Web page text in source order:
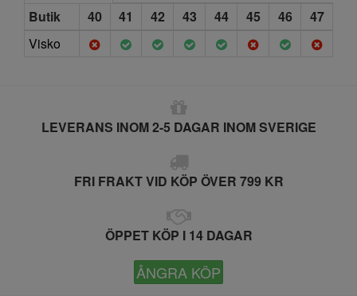
Butik
40 41 42 43 44 45 46
47
Visko
LEVERANS INOM 2-5 DAGAR INOM SVERIGE
FRI FRAKT VID KÖP ÖVER 799 KR
ÖPPET KÖP I 14 DAGAR
ÅNGRA KÖP